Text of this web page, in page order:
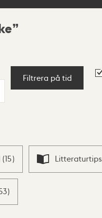
Filtrera på tid
(15) Litteraturtips
)